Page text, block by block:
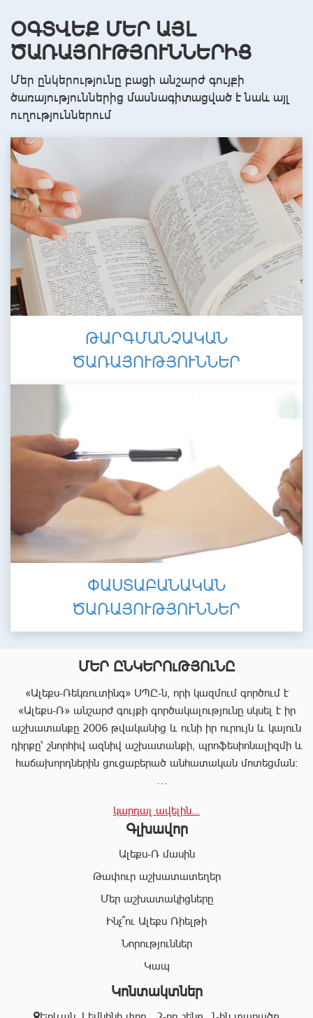
ՕԳՏՎԵՔ ՄԵՐ ԱՅԼ
ԾԱՌԱՅՈՒԹՅՈՒՆՆԵՐԻՑ
Մեր ընկերությունը բացի անշարժ գույքի
ծառայություններից մասնագիտացված է նաև այլ
ուղություններում
ԹԱՐԳՄԱՆՉԱԿԱՆ
ԾԱՌԱՅՈՒԹՅՈՒՆՆԵՐ
ՓԱՍՏԱԲԱՆԱԿԱՆ
ԾԱՌԱՅՈՒԹՅՈՒՆՆԵՐ
ՄԵՐ ԸՆԿԵՐՈւԹՅՈւՆԸ
«Ալեքս-Ռեկռուտինգ» ՍՊԸ-ն, որի կազմում գործում է
«Ալեքս-Ռ» անշարժ գույքի գործակալությունը սկսել է իր
աշխատանքը 2006 թվականից և ունի իր ուրույն և կայուն
դիրքը՝ շնորհիվ ազնիվ աշխատանքի, պրոֆեսիոնալիզմի և
հաճախորդներին ցուցաբերած անհատական մոտեցման:
ամբողջական փաթեթ, որը թույլ է տալիս հաճախորդին
արագ իրագործել ցանկացած գործարք անշարժ գույքի
ոլորտում:
շնորհիվ՝ «Ալեքս-Ռ» ընկերության պրոֆեսիոնալ
անձնակազմը Ձեզ կօգնի իրականացնել շահավետ
գործարքներ՝ ապահովելով գործարքի գաղտնիությունը, և
զերծ մնալ գործարքի ընթացքում բարձր ռիսկերից՝
«Ալեքս-Ռ» ընկերության իրավաբանական բաժնի
կարդալ ավելին...
Գլխավոր
Ալեքս-Ռ մասին
Թափուր աշխատատեղեր
Մեր աշխատակիցները
Ինչ՞ու Ալեքս Ռիելթի
Նորություններ
Կապ
Կոնտակտներ